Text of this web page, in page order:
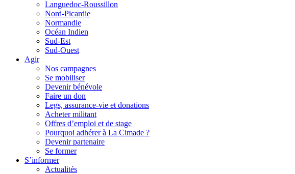
Languedoc-Roussillon
Nord-Picardie
Normandie
Océan Indien
Sud-Est
Sud-Ouest
Agir
Nos campagnes
Se mobiliser
Devenir bénévole
Faire un don
Legs, assurance-vie et donations
Acheter militant
Offres d’emploi et de stage
Pourquoi adhérer à La Cimade ?
Devenir partenaire
Se former
S’informer
Actualités